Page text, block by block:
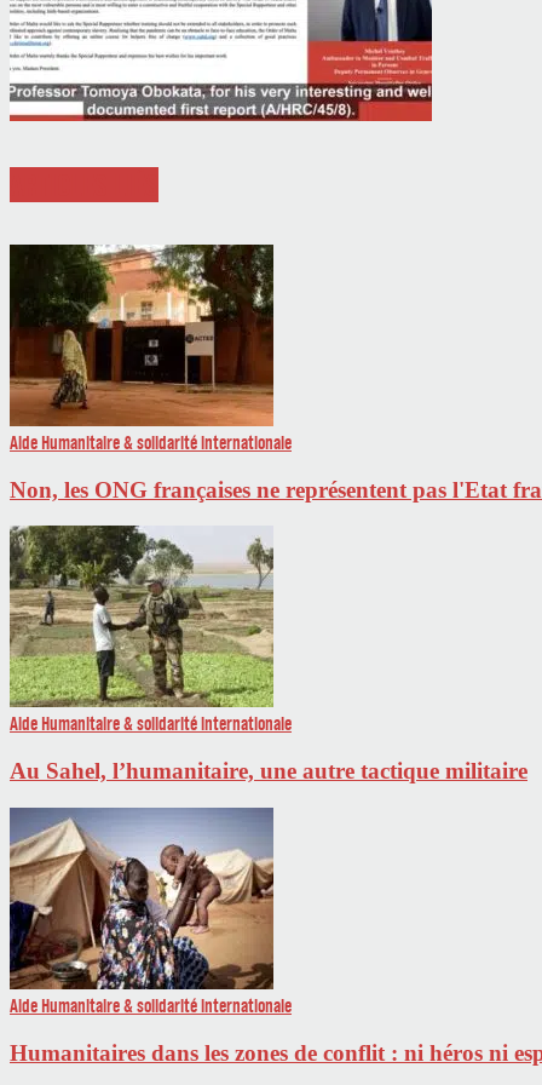
Aide Humanitaire & solidarité internationale
Non, les ONG françaises ne représentent pas l'Etat
Aide Humanitaire & solidarité internationale
Au Sahel, l’humanitaire, une autre tactique militaire
Aide Humanitaire & solidarité internationale
Humanitaires dans les zones de conflit : ni héros ni